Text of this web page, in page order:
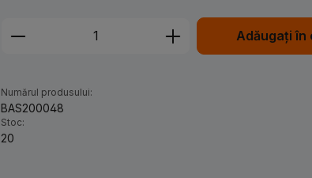
Cantitate produs: IntroducețiAdăugați în
Numărul produsului:
BAS200048
Stoc:
20